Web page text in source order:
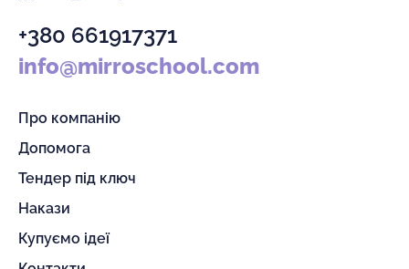
+380 661917371
info@mirroschool.com
Про компанію
Допомога
Тендер під ключ
Накази
Купуємо ідеї